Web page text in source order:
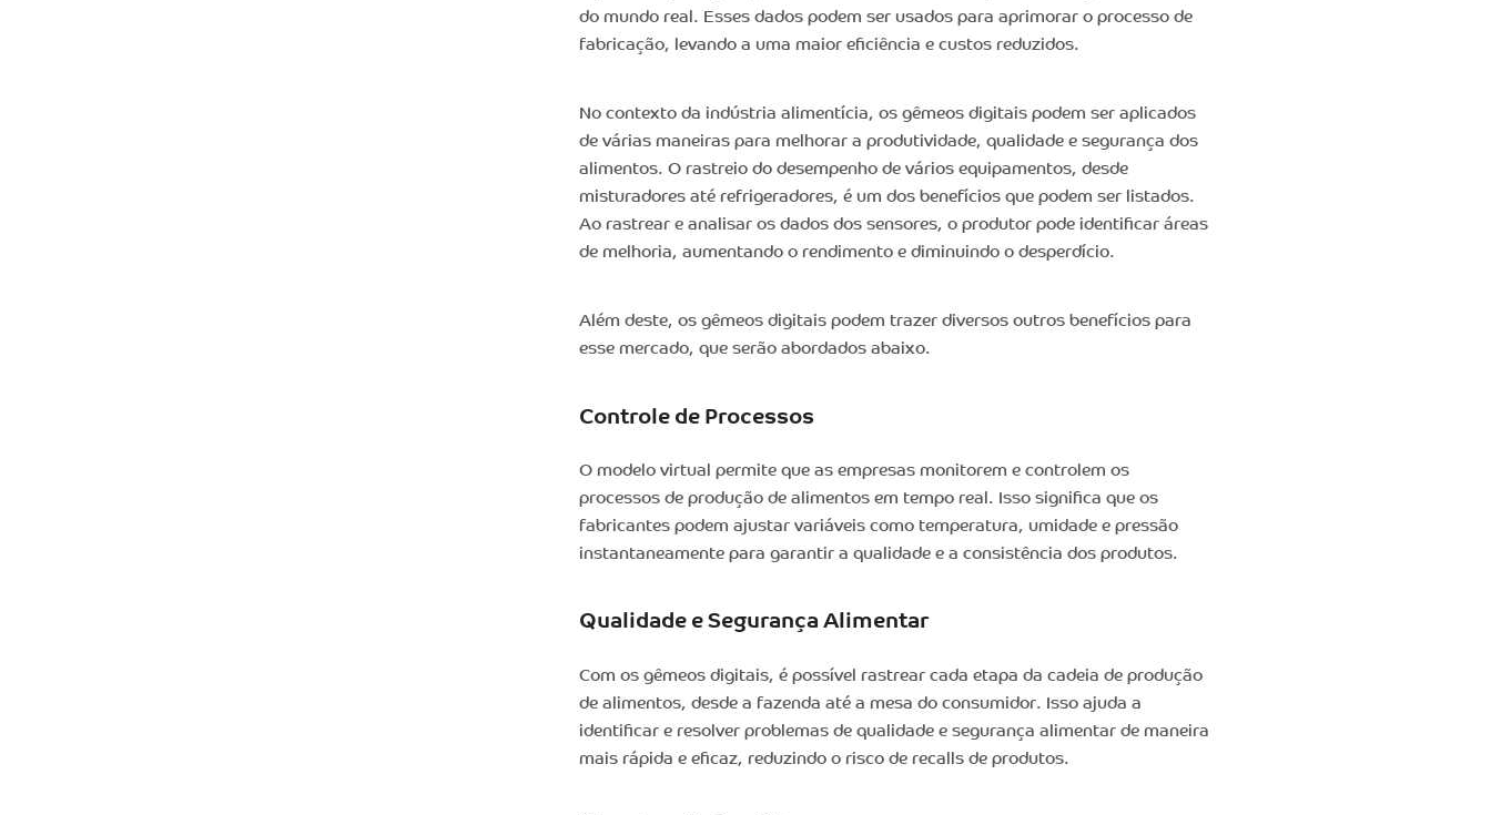
do mundo real. Esses dados podem ser usados para aprimorar o processo de
fabricação, levando a uma maior eficiência e custos reduzidos.
No contexto da indústria alimentícia, os gêmeos digitais podem ser aplicados
de várias maneiras para melhorar a produtividade, qualidade e segurança dos
alimentos. O rastreio do desempenho de vários equipamentos, desde
misturadores até refrigeradores, é um dos benefícios que podem ser listados.
Ao rastrear e analisar os dados dos sensores, o produtor pode identificar áreas
de melhoria, aumentando o rendimento e diminuindo o desperdício.
Além deste, os gêmeos digitais podem trazer diversos outros benefícios para
esse mercado, que serão abordados abaixo.
Controle de Processos
O modelo virtual permite que as empresas monitorem e controlem os
processos de produção de alimentos em tempo real. Isso significa que os
fabricantes podem ajustar variáveis como temperatura, umidade e pressão
instantaneamente para garantir a qualidade e a consistência dos produtos.
Qualidade e Segurança Alimentar
Com os gêmeos digitais, é possível rastrear cada etapa da cadeia de produção
de alimentos, desde a fazenda até a mesa do consumidor. Isso ajuda a
identificar e resolver problemas de qualidade e segurança alimentar de maneira
mais rápida e eficaz, reduzindo o risco de recalls de produtos.